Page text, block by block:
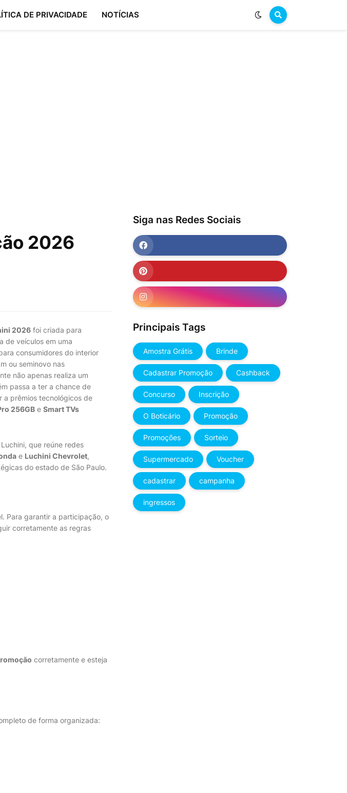
DE PRIVACIDADE NOTÍCIAS
2026
2026 foi criada para
de veículos em uma
consumidores do interior
ou seminovo nas
não apenas realiza um
passa a ter a chance de
a prêmios tecnológicos de
256GB e Smart TVs
que reúne redes
e Luchini Chevrolet,
do estado de São Paulo.
Para garantir a participação, o
corretamente as regras
corretamente e esteja
de forma organizada:
Siga nas Redes Sociais
Principais Tags
Amostra Grátis Brinde
Cadastrar Promoção Cashback
Concurso Inscrição
O Boticário Promoção
Promoções Sorteio
Supermercado Voucher
cadastrar campanha
ingressos